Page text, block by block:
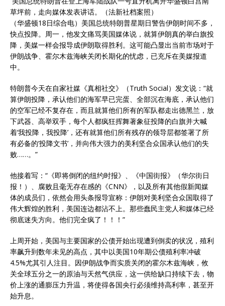
草坪前，走向媒体发表讲话。（法新社档案照）
（华盛顿18日综合电）美国总统特朗普星期日警告伊朗时间不多，
快点投降。周一，他发文痛骂美国媒体说，就算伊朗真的举白旗投
降，美媒一样会报导成伊朗取得胜利。这可能凸显出当前市场对于
伊朗战争、 霍尔木兹海峡关闭长期化的忧虑，已充斥在美媒报道
中。
特朗普今天在自家社媒《真相社交》（Truth Social）发文说：“就
算伊朗投降，承认他们的海军早已完蛋、全部沉在海底，承认他们
的空军已经不复存在，而且就算他们所有的军队都走出德黑兰，放
下武器、高举双手，每个人都疯狂挥舞著象征投降的白旗并大喊
着‘我投降，我投降’，还有就算他们所有残存的领导层都签署了所
有必备的‘投降文书’，并向伟大强力的美利坚合众国承认他们的失
败……。”
他接着写：“《即将倒闭的纽约时报》、《中国街报》（华尔街日
报！）、腐败且毫无存在感的《CNN》，以及所有其他假新闻媒
体的成员们，依然会用头条报导宣称：伊朗对美利坚合众国取得了
伟大辉煌的胜利，美国连边都沾不上。那些蠢民主党人和媒体已经
彻底迷失方向。他们完全疯了！！！”
上周开始，美国与主要国家的公债开始出现遭到倒卖的状况，殖利
率飙升到数年未见的高点，其中以美国10年期公债殖利率冲破
4.5%尤其引人注目。因伊朗战争而实质关闭的霍尔木兹海峡，攸
关全球五分之一的原油与天然气供应，这一供给缺口持续下去，物
价上涨的通膨压力升温，将使得各国央行必须维持高利率，甚至开
始升息。